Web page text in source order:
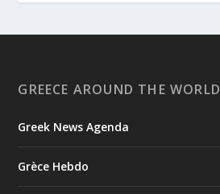
GREECE AROUND THE WORLD
Greek News Agenda
Grèce Hebdo